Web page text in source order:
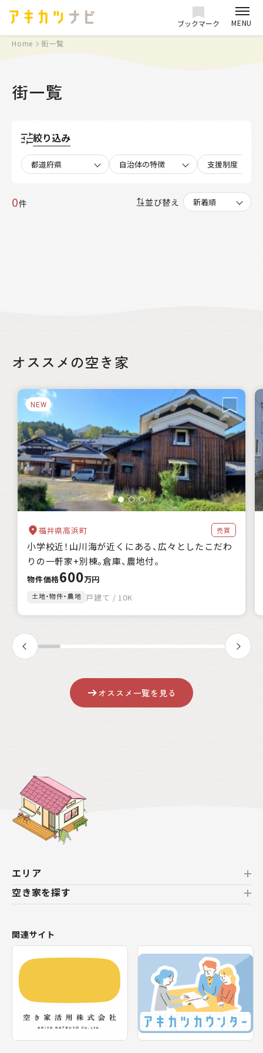
ブックマーク MENU
Home 街一覧
街一覧
絞り込み
都道府県 自治体の特徴 支援制度
絞り込み
都道府県
自治体の特徴
海に近い
森林が豊か 暖かい地域
涼しい地域
交通が便利
都市近郊
支援制度
家賃補助
住宅購入補助
移住補助
起業補助
絞込み検索
0件 並び替え
オススメの空き家
NEW
福井県高浜町 売買
小学校近！山川海が近くにある、広々としたこだわ
りの一軒家+別棟。倉庫、農地付。
物件価格600万円
土地・物件・農地 戸建て / 10K
オススメ一覧を見る
エリア
北海道
東北
関東
神奈川県
甲信越・北陸
空き家を探す
新着の空き家
テーマから探す
エリアから探す
関連サイト